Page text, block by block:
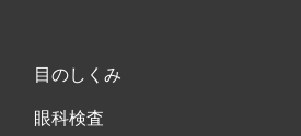
目のしくみ
眼科検査